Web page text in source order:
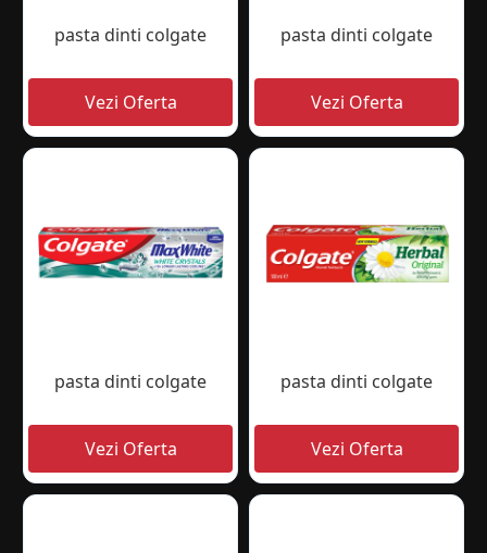
pasta dinti colgate pasta dinti colgate
pasta dinti colgate pasta dinti colgate